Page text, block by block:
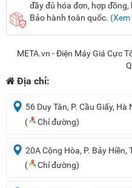
đầy đủ hóa đơn, hợp đồng,
Bảo hành toàn quốc.
META.vn - Điện Máy Giá Cực
Địa chỉ:
56 Duy Tân, P. Cầu Giấy, Hà
(
Chỉ đường)
20A Cộng Hòa, P. Bảy Hiền,
(
Chỉ đường)